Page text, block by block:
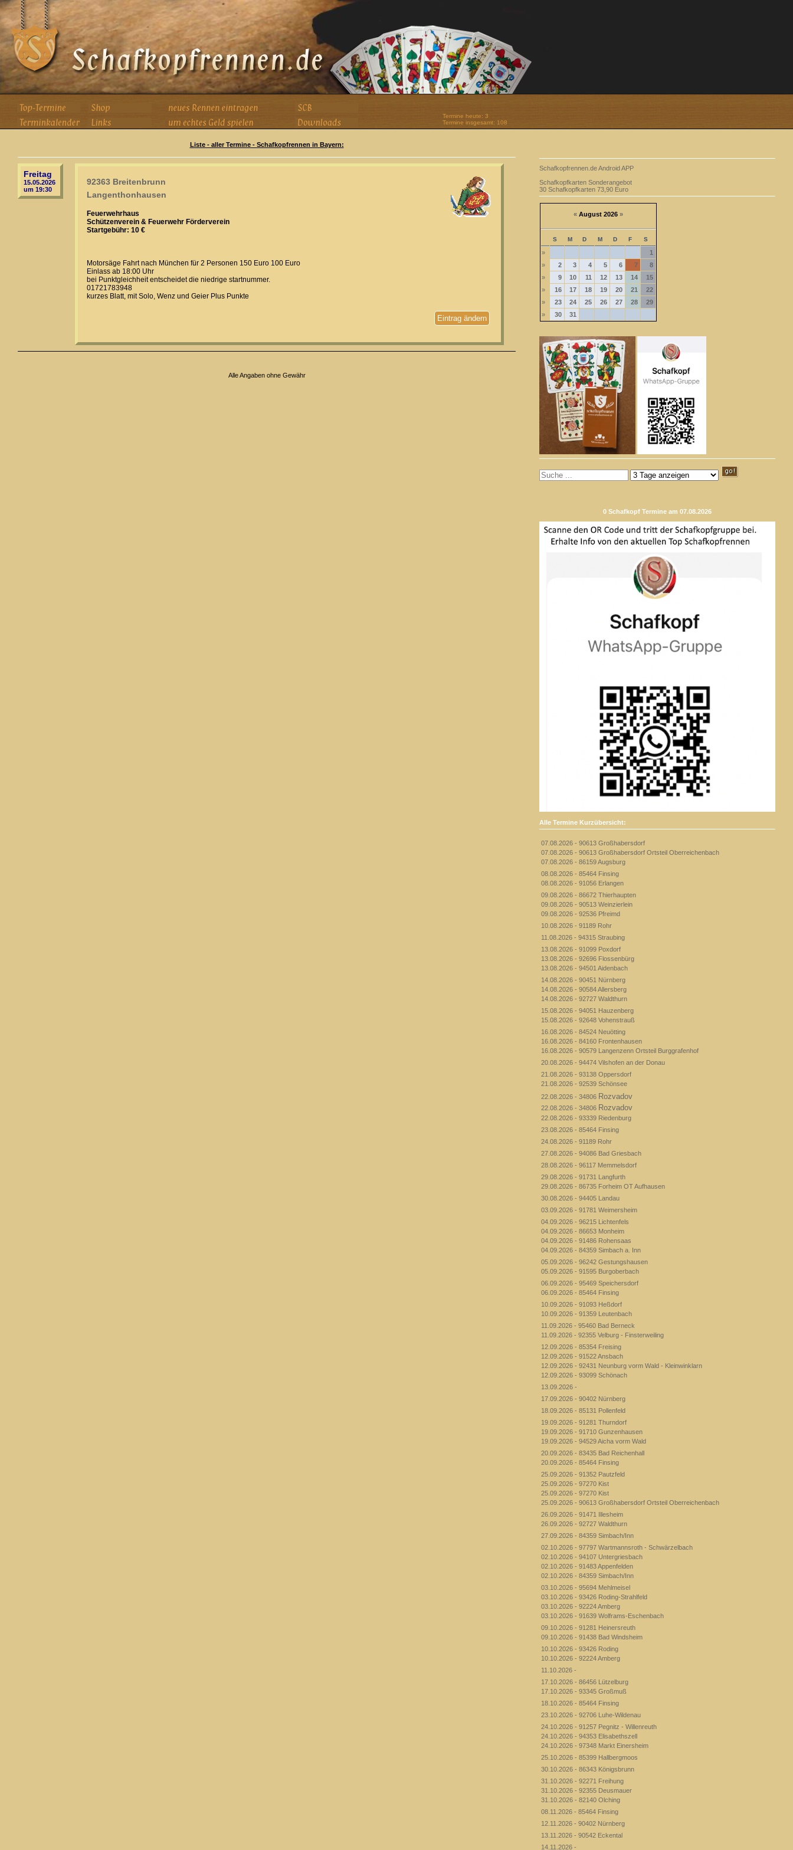
Termine heute: 3
Termine insgesamt: 108
Liste - aller Termine - Schafkopfrennen in Bayern:
Freitag
15.05.2026
um 19:30
92363 Breitenbrunn
Langenthonhausen
Feuerwehrhaus
Schützenverein & Feuerwehr Förderverein
Startgebühr: 10 €
Motorsäge Fahrt nach München für 2 Personen 150 Euro 100 Euro
Einlass ab 18:00 Uhr
bei Punktgleichheit entscheidet die niedrige startnummer.
01721783948
kurzes Blatt, mit Solo, Wenz und Geier Plus Punkte
Eintrag ändern
Alle Angaben ohne Gewähr
Schafkopfrennen.de Android APP
Schafkopfkarten Sonderangebot
30 Schafkopfkarten 73,90 Euro
« August 2026 »
S M D M D F S
»
1
»
2 3 4 5 6 7
8
»
9 10 11 12 13 14
15
»
16 17 18 19 20 21
22
»
23 24 25 26 27 28
29
»
30 31
0 Schafkopf Termine am 07.08.2026
Alle Termine Kurzübersicht:
07.08.2026 - 90613 Großhabersdorf
07.08.2026 - 90613 Großhabersdorf Ortsteil Oberreichenbach
07.08.2026 - 86159 Augsburg
08.08.2026 - 85464 Finsing
08.08.2026 - 91056 Erlangen
09.08.2026 - 86672 Thierhaupten
09.08.2026 - 90513 Weinzierlein
09.08.2026 - 92536 Pfreimd
10.08.2026 - 91189 Rohr
11.08.2026 - 94315 Straubing
13.08.2026 - 91099 Poxdorf
13.08.2026 - 92696 Flossenbürg
13.08.2026 - 94501 Aidenbach
14.08.2026 - 90451 Nürnberg
14.08.2026 - 90584 Allersberg
14.08.2026 - 92727 Waldthurn
15.08.2026 - 94051 Hauzenberg
15.08.2026 - 92648 Vohenstrauß
16.08.2026 - 84524 Neuötting
16.08.2026 - 84160 Frontenhausen
16.08.2026 - 90579 Langenzenn Ortsteil Burggrafenhof
20.08.2026 - 94474 Vilshofen an der Donau
21.08.2026 - 93138 Oppersdorf
21.08.2026 - 92539 Schönsee
22.08.2026 - 34806 Rozvadov
22.08.2026 - 34806 Rozvadov
22.08.2026 - 93339 Riedenburg
23.08.2026 - 85464 Finsing
24.08.2026 - 91189 Rohr
27.08.2026 - 94086 Bad Griesbach
28.08.2026 - 96117 Memmelsdorf
29.08.2026 - 91731 Langfurth
29.08.2026 - 86735 Forheim OT Aufhausen
30.08.2026 - 94405 Landau
03.09.2026 - 91781 Weimersheim
04.09.2026 - 96215 Lichtenfels
04.09.2026 - 86653 Monheim
04.09.2026 - 91486 Rohensaas
04.09.2026 - 84359 Simbach a. Inn
05.09.2026 - 96242 Gestungshausen
05.09.2026 - 91595 Burgoberbach
06.09.2026 - 95469 Speichersdorf
06.09.2026 - 85464 Finsing
10.09.2026 - 91093 Heßdorf
10.09.2026 - 91359 Leutenbach
11.09.2026 - 95460 Bad Berneck
11.09.2026 - 92355 Velburg - Finsterweiling
12.09.2026 - 85354 Freising
12.09.2026 - 91522 Ansbach
12.09.2026 - 92431 Neunburg vorm Wald - Kleinwinklarn
12.09.2026 - 93099 Schönach
13.09.2026 -
17.09.2026 - 90402 Nürnberg
18.09.2026 - 85131 Pollenfeld
19.09.2026 - 91281 Thurndorf
19.09.2026 - 91710 Gunzenhausen
19.09.2026 - 94529 Aicha vorm Wald
20.09.2026 - 83435 Bad Reichenhall
20.09.2026 - 85464 Finsing
25.09.2026 - 91352 Pautzfeld
25.09.2026 - 97270 Kist
25.09.2026 - 97270 Kist
25.09.2026 - 90613 Großhabersdorf Ortsteil Oberreichenbach
26.09.2026 - 91471 Illesheim
26.09.2026 - 92727 Waldthurn
27.09.2026 - 84359 Simbach/Inn
02.10.2026 - 97797 Wartmannsroth - Schwärzelbach
02.10.2026 - 94107 Untergriesbach
02.10.2026 - 91483 Appenfelden
02.10.2026 - 84359 Simbach/Inn
03.10.2026 - 95694 Mehlmeisel
03.10.2026 - 93426 Roding-Strahlfeld
03.10.2026 - 92224 Amberg
03.10.2026 - 91639 Wolframs-Eschenbach
09.10.2026 - 91281 Heinersreuth
09.10.2026 - 91438 Bad Windsheim
10.10.2026 - 93426 Roding
10.10.2026 - 92224 Amberg
11.10.2026 -
17.10.2026 - 86456 Lützelburg
17.10.2026 - 93345 Großmuß
18.10.2026 - 85464 Finsing
23.10.2026 - 92706 Luhe-Wildenau
24.10.2026 - 91257 Pegnitz - Willenreuth
24.10.2026 - 94353 Elisabethszell
24.10.2026 - 97348 Markt Einersheim
25.10.2026 - 85399 Hallbergmoos
30.10.2026 - 86343 Königsbrunn
31.10.2026 - 92271 Freihung
31.10.2026 - 92355 Deusmauer
31.10.2026 - 82140 Olching
08.11.2026 - 85464 Finsing
12.11.2026 - 90402 Nürnberg
13.11.2026 - 90542 Eckental
14.11.2026 -